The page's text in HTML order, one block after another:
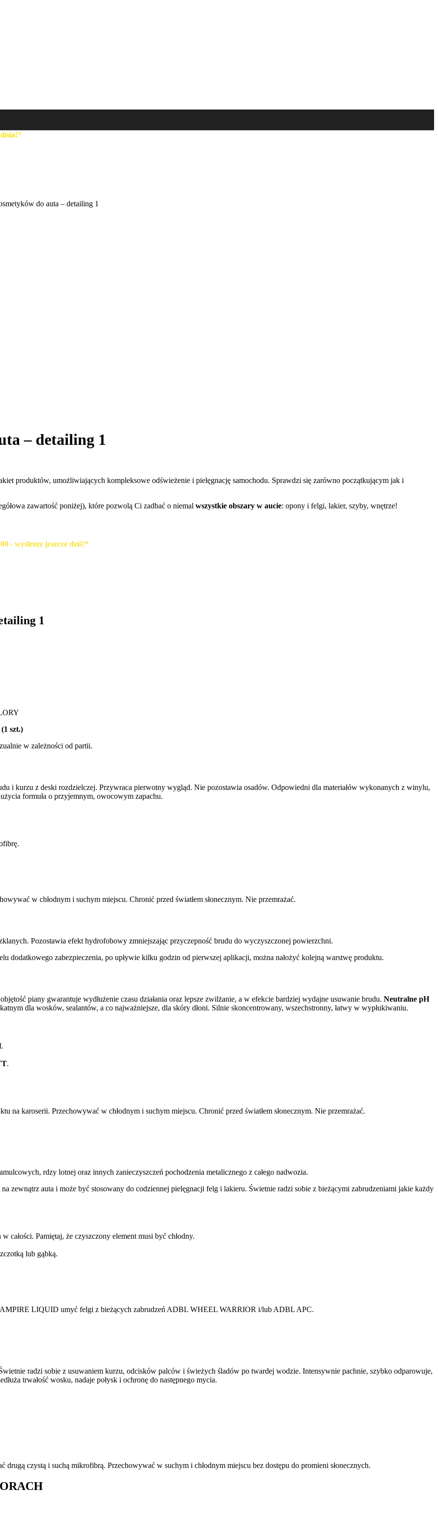
dnia!*
do auta – detailing 1
– detailing 1
produktów, umożliwiających kompleksowe odświeżenie i pielęgnację samochodu. Sprawdzi się zarówno początkującym jak i
zawartość poniżej), które pozwolą Ci zadbać o niemal wszystkie obszary w aucie: opony i felgi, lakier, szyby, wnętrze!
- wyślemy jeszcze dziś!*
1
szt.)
w zależności od partii.
i kurzu z deski rozdzielczej. Przywraca pierwotny wygląd. Nie pozostawia osadów. Odpowiedni dla materiałów wykonanych z winylu,
formuła o przyjemnym, owocowym zapachu.
w chłodnym i suchym miejscu. Chronić przed światłem słonecznym. Nie przemrażać.
Pozostawia efekt hydrofobowy zmniejszając przyczepność brudu do wyczyszczonej powierzchni.
dodatkowego zabezpieczenia, po upływie kilku godzin od pierwszej aplikacji, można nałożyć kolejną warstwę produktu.
piany gwarantuje wydłużenie czasu działania oraz lepsze zwilżanie, a w efekcie bardziej wydajne usuwanie brudu. Neutralne pH
dla wosków, sealantów, a co najważniejsze, dla skóry dłoni. Silnie skoncentrowany, wszechstronny, łatwy w wypłukiwaniu.
.
.
na karoserii. Przechowywać w chłodnym i suchym miejscu. Chronić przed światłem słonecznym. Nie przemrażać.
rdzy lotnej oraz innych zanieczyszczeń pochodzenia metalicznego z całego nadwozia.
zewnątrz auta i może być stosowany do codziennej pielęgnacji felg i lakieru. Świetnie radzi sobie z bieżącymi zabrudzeniami jakie każdy
całości. Pamiętaj, że czyszczony element musi być chłodny.
lub gąbką.
LIQUID umyć felgi z bieżących zabrudzeń ADBL WHEEL WARRIOR i/lub ADBL APC.
radzi sobie z usuwaniem kurzu, odcisków palców i świeżych śladów po twardej wodzie. Intensywnie pachnie, szybko odparowuje,
trwałość wosku, nadaje połysk i ochronę do następnego mycia.
czystą i suchą mikrofibrą. Przechowywać w suchym i chłodnym miejscu bez dostępu do promieni słonecznych.